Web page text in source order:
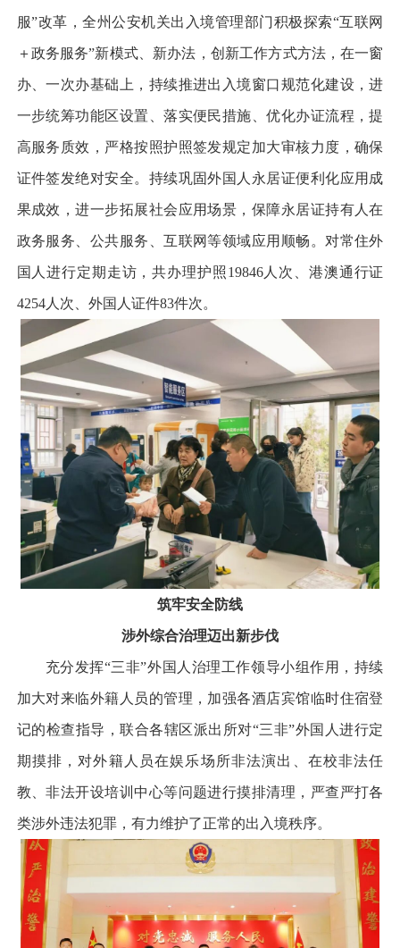
服”改革，全州公安机关出入境管理部门积极探索“互联网
＋政务服务”新模式、新办法，创新工作方式方法，在一窗
办、一次办基础上，持续推进出入境窗口规范化建设，进
一步统筹功能区设置、落实便民措施、优化办证流程，提
高服务质效，严格按照护照签发规定加大审核力度，确保
证件签发绝对安全。持续巩固外国人永居证便利化应用成
果成效，进一步拓展社会应用场景，保障永居证持有人在
政务服务、公共服务、互联网等领域应用顺畅。对常住外
国人进行定期走访，共办理护照19846人次、港澳通行证
4254人次、外国人证件83件次。
筑牢安全防线
涉外综合治理迈出新步伐
充分发挥“三非”外国人治理工作领导小组作用，持续
加大对来临外籍人员的管理，加强各酒店宾馆临时住宿登
记的检查指导，联合各辖区派出所对“三非”外国人进行定
期摸排，对外籍人员在娱乐场所非法演出、在校非法任
教、非法开设培训中心等问题进行摸排清理，严查严打各
类涉外违法犯罪，有力维护了正常的出入境秩序。